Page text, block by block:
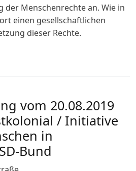
der Menschenrechte an. Wie in
einen gesellschaftlichen
dieser Rechte.
vom 20.08.2019
/ Initiative
in
Bund